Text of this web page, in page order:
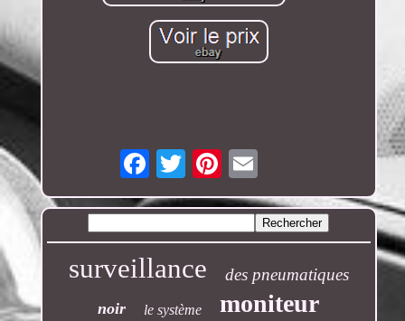
Email
surveillance des pneumatiques
noir le système moniteur